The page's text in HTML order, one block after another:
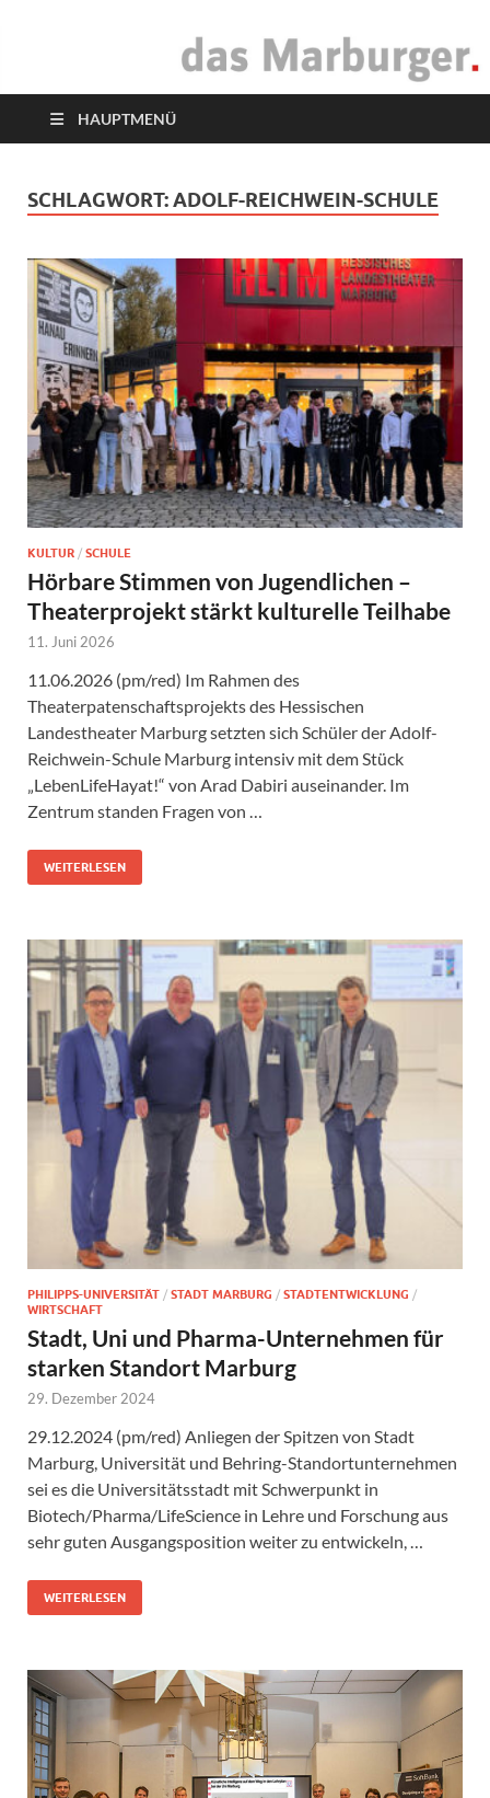
das Marburger.
HAUPTMENÜ
SCHLAGWORT:ADOLF-REICHWEIN-SCHULE
KULTUR / SCHULE
Hörbare Stimmen von Jugendlichen –
Theaterprojekt stärkt kulturelle Teilhabe
11. Juni 2026
11.06.2026 (pm/red) Im Rahmen des
Theaterpatenschaftsprojekts des Hessischen
Landestheater Marburg setzten sich Schüler der Adolf-
Reichwein-Schule Marburg intensiv mit dem Stück
„LebenLifeHayat!“ von Arad Dabiri auseinander. Im
Zentrum standen Fragen von …
WEITERLESEN
PHILIPPS-UNIVERSITÄT / STADT MARBURG / STADTENTWICKLUNG /
WIRTSCHAFT
Stadt, Uni und Pharma-Unternehmen für
starken Standort Marburg
29. Dezember 2024
29.12.2024 (pm/red) Anliegen der Spitzen von Stadt
Marburg, Universität und Behring-Standortunternehmen
sei es die Universitätsstadt mit Schwerpunkt in
Biotech/Pharma/LifeScience in Lehre und Forschung aus
sehr guten Ausgangsposition weiter zu entwickeln, …
WEITERLESEN